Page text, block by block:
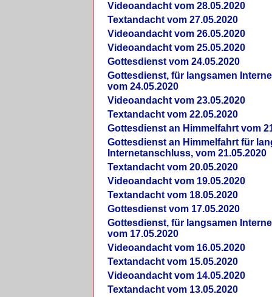
Videoandacht vom 28.05.2020
Textandacht vom 27.05.2020
Videoandacht vom 26.05.2020
Videoandacht vom 25.05.2020
Gottesdienst vom 24.05.2020
Gottesdienst, für langsamen
vom 24.05.2020
Videoandacht vom 23.05.2020
Textandacht vom 22.05.2020
Gottesdienst an Himmelfahrt vom
Gottesdienst an Himmelfahrt für
Internetanschluss, vom 21.05.2020
Textandacht vom 20.05.2020
Videoandacht vom 19.05.2020
Textandacht vom 18.05.2020
Gottesdienst vom 17.05.2020
Gottesdienst, für langsamen
vom 17.05.2020
Videoandacht vom 16.05.2020
Textandacht vom 15.05.2020
Videoandacht vom 14.05.2020
Textandacht vom 13.05.2020